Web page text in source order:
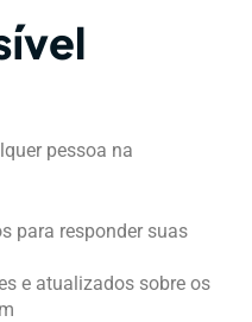
pessoa na
para responder suas
e atualizados sobre os